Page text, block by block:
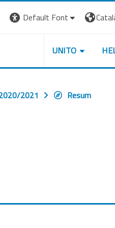
Default Font
UNITO
2021 Resum